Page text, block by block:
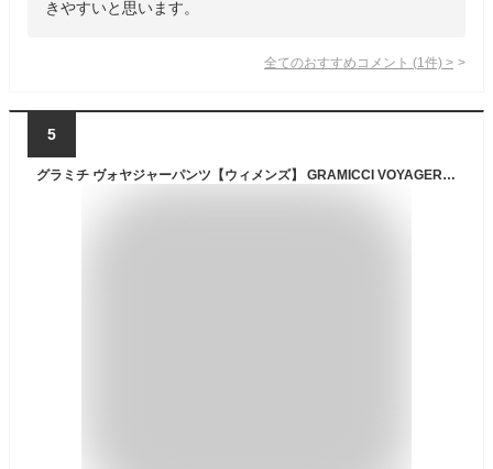
きやすいと思います。
全てのおすすめコメント (1 件) >
5
グラミチ ヴォヤジャーパンツ【ウィメンズ】 GRAMICCI VOYAGER PANT G2SW-P090 レディース ボトムス ズボン 長ズボン ロングパンツ フェス おしゃれ キャンプ アウトドア